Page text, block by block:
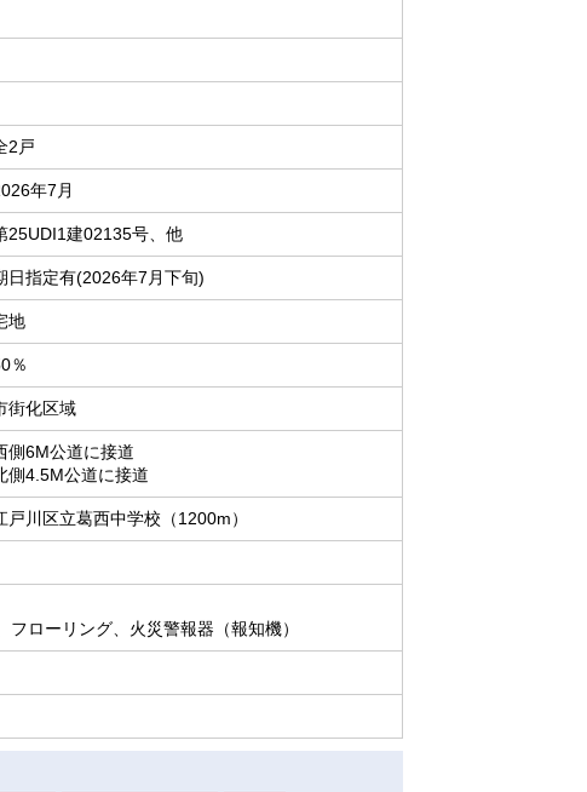
2戸
年7月
25UDI1建02135号、他
日指定有(2026年7月下旬)
地
％
街化区域
側6M公道に接道
側4.5M公道に接道
戸川区立葛西中学校（1200m）
ローリング、火災警報器（報知機）